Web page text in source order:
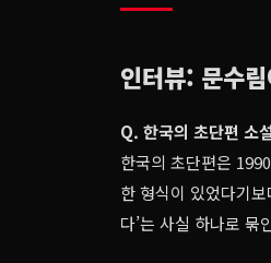
인터뷰: 문수
Q. 한국의 초단편 소
한국의 초단편은
한 형식이 있었다기
다’는 사실 하나로 묶